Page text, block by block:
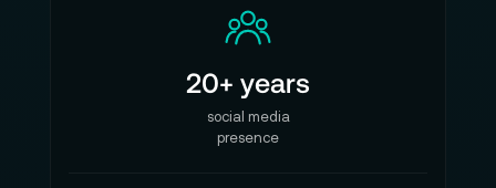
20+ years
social media
presence